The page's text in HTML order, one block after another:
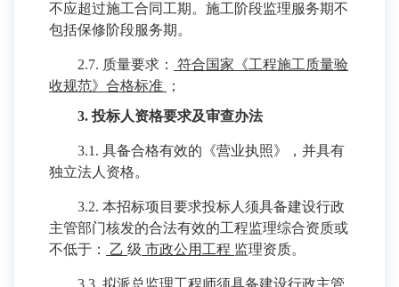
不应超过施工合同工期。施工阶段监理服务期不
包括保修阶段服务期。
2.7. 质量要求：
符合国家《工程施工质量验
收规范》合格标准
；
3. 投标人资格要求及审查办法
3.1. 具备合格有效的《营业执照》，并具有
独立法人资格。
3.2. 本招标项目要求投标人须具备建设行政
主管部门核发的合法有效的工程监理综合资质或
不低于：
乙 级 市政公用工程 监理资质。
3.3. 拟派总监理工程师须具备建设行政主管